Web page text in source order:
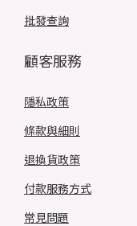
批發查詢
顧客服務
隱私政策
條款與細則
退換貨政策
付款服務方式
常見問題